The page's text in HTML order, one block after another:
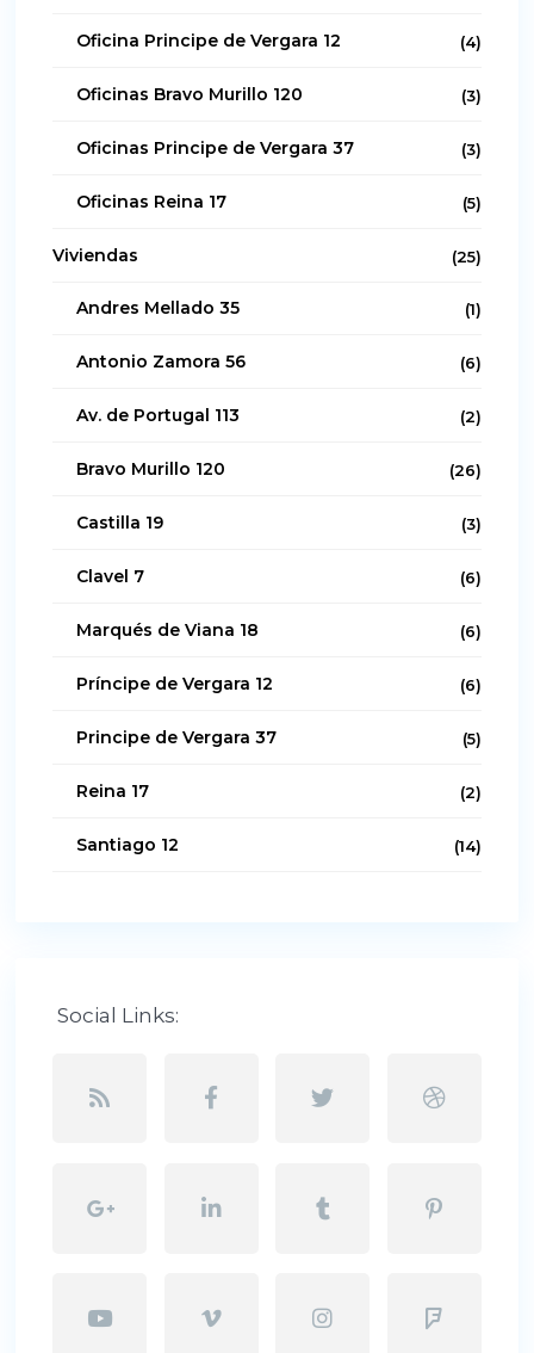
Oficina Principe de Vergara 12 (4)
Oficinas Bravo Murillo 120 (3)
Oficinas Principe de Vergara 37 (3)
Oficinas Reina 17 (5)
Viviendas (25)
Andres Mellado 35 (1)
Antonio Zamora 56 (6)
Av. de Portugal 113 (2)
Bravo Murillo 120 (26)
Castilla 19 (3)
Clavel 7 (6)
Marqués de Viana 18 (6)
Príncipe de Vergara 12 (6)
Principe de Vergara 37 (5)
Reina 17 (2)
Santiago 12 (14)
Social Links: